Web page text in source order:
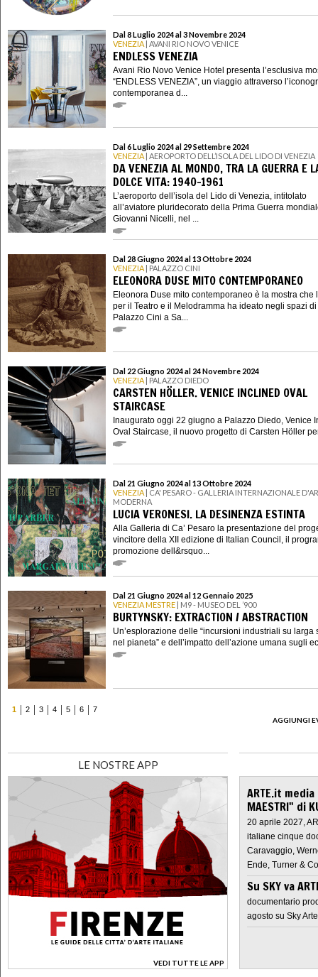
Dal 8 Luglio 2024 al 3 Novembre 2024
VENEZIA | AVANI RIO NOVO VENICE
ENDLESS VENEZIA
Avani Rio Novo Venice Hotel presenta l’esclusiva
“ENDLESS VENEZIA”, un viaggio attraverso
contemporanea d...
Dal 6 Luglio 2024 al 29 Settembre 2024
VENEZIA | AEROPORTO DELL’ISOLA DEL LIDO DI VENEZIA
DA VENEZIA AL MONDO, TRA LA GUERRA E
DOLCE VITA: 1940-1961
L’aeroporto dell’isola del Lido di Venezia, intitolato
all’aviatore pluridecorato della Prima Guerra
Giovanni Nicelli, nel ...
Dal 28 Giugno 2024 al 13 Ottobre 2024
VENEZIA | PALAZZO CINI
ELEONORA DUSE MITO CONTEMPORANEO
Eleonora Duse mito contemporaneo è la mostra che
per il Teatro e il Melodramma ha ideato negli spazi di
Palazzo Cini a Sa...
Dal 22 Giugno 2024 al 24 Novembre 2024
VENEZIA | PALAZZO DIEDO
CARSTEN HÖLLER. VENICE INCLINED OVAL
STAIRCASE
Inaugurato oggi 22 giugno a Palazzo Diedo, Venice
Oval Staircase, il nuovo progetto di Carsten Höller
Dal 21 Giugno 2024 al 13 Ottobre 2024
VENEZIA | CA' PESARO - GALLERIA INTERNAZIONALE
MODERNA
LUCIA VERONESI. LA DESINENZA ESTINTA
Alla Galleria di Ca’ Pesaro la presentazione del
vincitore della XII edizione di Italian Council, il
promozione dell&rsquo...
Dal 21 Giugno 2024 al 12 Gennaio 2025
VENEZIA MESTRE | M9 - MUSEO DEL ’900
BURTYNSKY: EXTRACTION / ABSTRACTION
Un’esplorazione delle “incursioni industriali su larga
nel pianeta” e dell’impatto dell’azione umana sugli
1 2 3 4 5 6
7
AGGIUNGI
LE NOSTRE APP
VEDI TUTTE LE APP
>
ARTE.it
MAESTRI" di
20 aprile 2027,
italiane cinque
Caravaggio,
Ende, Turner &
Su SKY va
documentario
agosto su Sky Arte